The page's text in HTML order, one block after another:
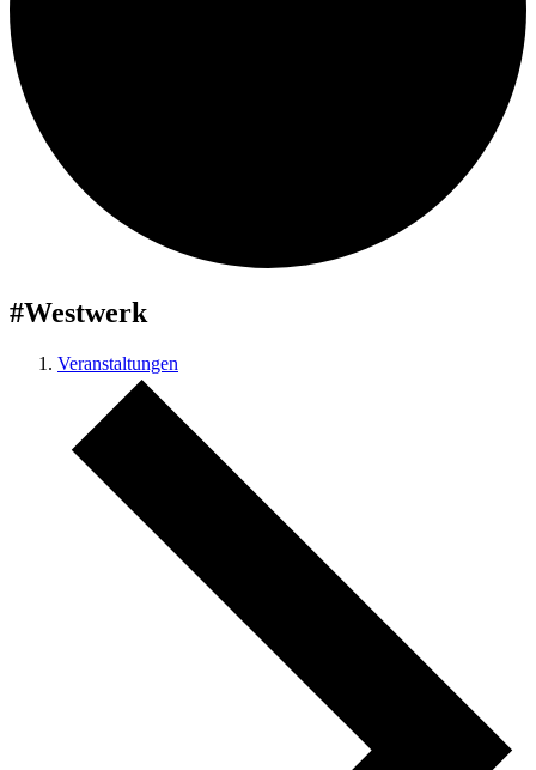
#Westwerk
Veranstaltungen